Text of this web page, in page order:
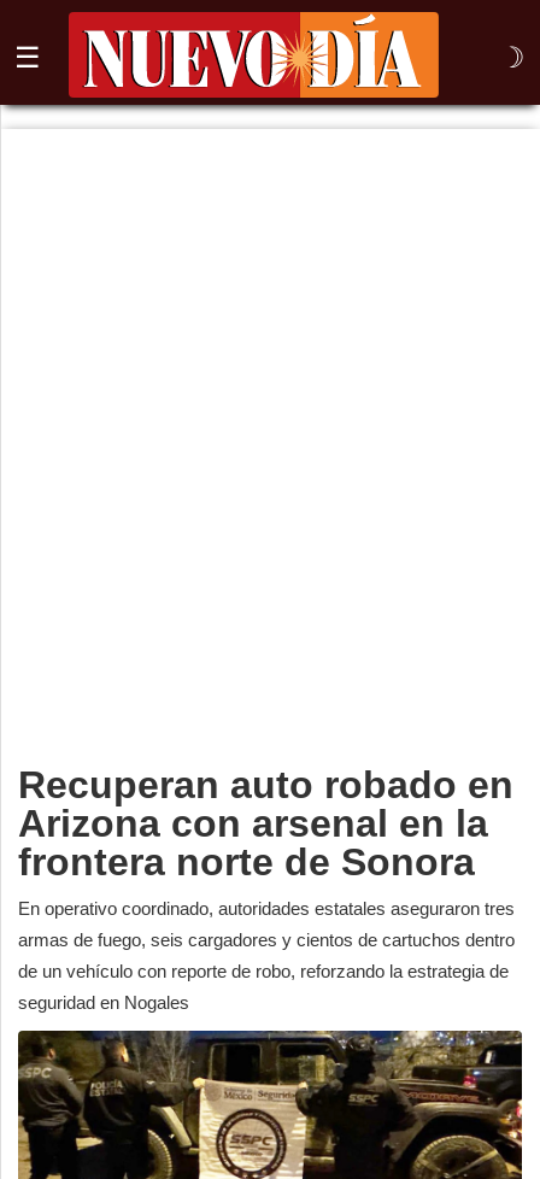
☰ ☽
⌕
Recuperan auto robado en
Arizona con arsenal en la
frontera norte de Sonora
En operativo coordinado, autoridades estatales aseguraron tres
armas de fuego, seis cargadores y cientos de cartuchos dentro
de un vehículo con reporte de robo, reforzando la estrategia de
seguridad en Nogales